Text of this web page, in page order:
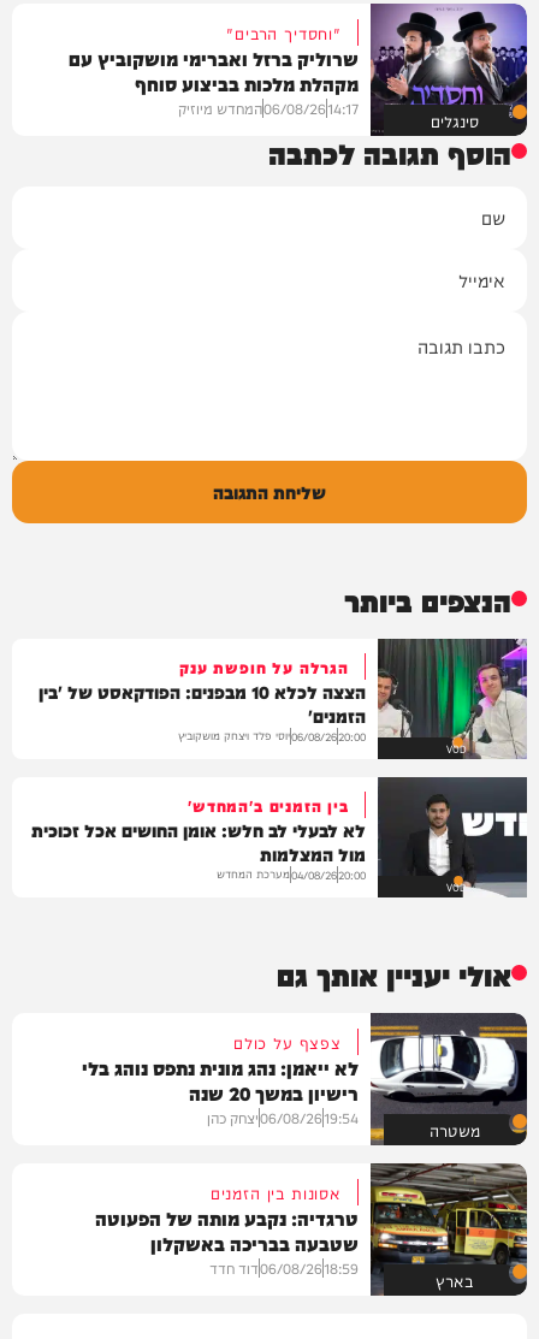
סינגלים
"וחסדיך הרבים"
שרוליק ברזל ואברימי מושקוביץ עם
מקהלת מלכות בביצוע סוחף
14:17
06/08/26המחדש מיוזיק
הוסף תגובה לכתבה
שליחת התגובה
הנצפים ביותר
VOD
הגרלה על חופשת ענק
הצצה לכלא 10 מבפנים: הפודקאסט של 'בין
הזמנים'
20:00
06/08/26יוסי פלד ויצחק מושקוביץ
VOD
בין הזמנים ב'המחדש'
לא לבעלי לב חלש: אומן החושים אכל זכוכית
מול המצלמות
20:00
04/08/26מערכת המחדש
אולי יעניין אותך גם
משטרה
צפצף על כולם
לא ייאמן: נהג מונית נתפס נוהג בלי
רישיון במשך 20 שנה
19:54
06/08/26יצחק כהן
בארץ
אסונות בין הזמנים
טרגדיה: נקבע מותה של הפעוטה
שטבעה בבריכה באשקלון
18:59
06/08/26דוד חדד